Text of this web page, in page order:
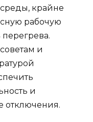
крайне
рабочую
перегрева.
и
и
отключения.